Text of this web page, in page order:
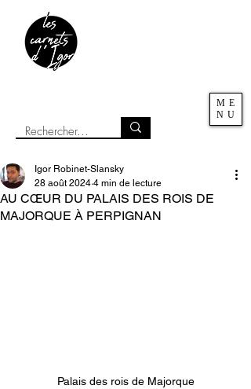
ME
NU
AU CŒUR DU PALAIS DES ROIS DE
MAJORQUE À PERPIGNAN
Igor Robinet-Slansky
28 août 2024 4 min de lecture
Palais des rois de Majorque